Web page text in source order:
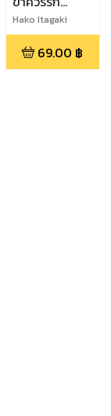
ภรรยาเอลฟ์
อย่างไรดี? เล่ม
Hako Itagaki
69.00 ฿